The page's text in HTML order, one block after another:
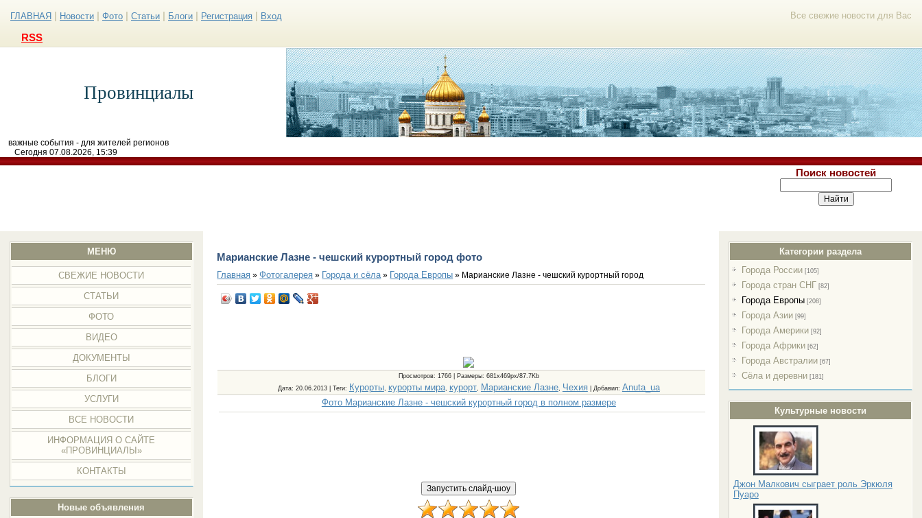
Все свежие новости для Вас
ГЛАВНАЯ Новости Фото Статьи Блоги Регистрация Вход
RSS
Провинциалы
важные события - для жителей регионов
Сегодня 07.08.2026, 15:39
Поиск новостей
МЕНЮ
СВЕЖИЕ НОВОСТИ
СТАТЬИ
ФОТО
ВИДЕО
ДОКУМЕНТЫ
БЛОГИ
УСЛУГИ
ВСЕ НОВОСТИ
ИНФОРМАЦИЯ О САЙТЕ
«ПРОВИНЦИАЛЫ»
КОНТАКТЫ
Новые объявления
Категории раздела
Города России [105]
Города стран СНГ [82]
Города Европы [208]
Города Азии [99]
Города Америки [92]
Города Африки [62]
Города Австралии [67]
Сёла и деревни [181]
Культурные новости
Джон Малкович сыграет роль Эркюля
Пуаро
Марианские Лазне - чешский курортный город фото
Главная »Фотогалерея » Города и сёла » Города Европы » Марианские Лазне - чешский курортный город
Просмотров: 1766 | Размеры: 681x469px/87.7Kb
Дата: 20.06.2013 | Теги: Курорты курорты мира, курорт, Марианские Лазне, Чехия Добавил: Anuta_ua
Фото Марианские Лазне - чешский курортный город в полном размере